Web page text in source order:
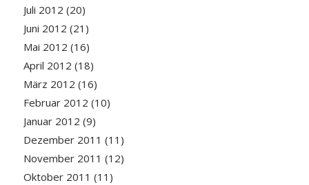
Juli 2012 (20)
Juni 2012 (21)
Mai 2012 (16)
April 2012 (18)
März 2012 (16)
Februar 2012 (10)
Januar 2012 (9)
Dezember 2011 (11)
November 2011 (12)
Oktober 2011 (11)